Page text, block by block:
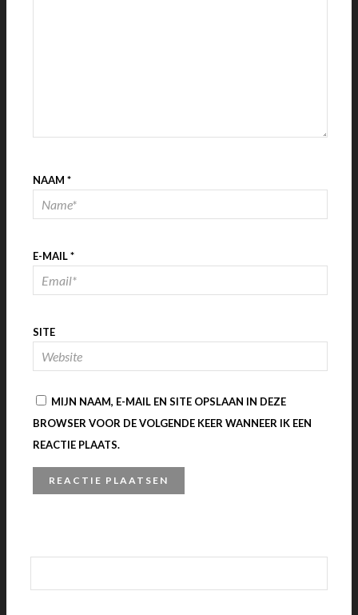
NAAM *
E-MAIL*
SITE
MIJN NAAM, E-MAIL EN SITE OPSLAAN IN DEZE
BROWSER VOOR DE VOLGENDE KEER WANNEER IK EEN
REACTIE PLAATS.